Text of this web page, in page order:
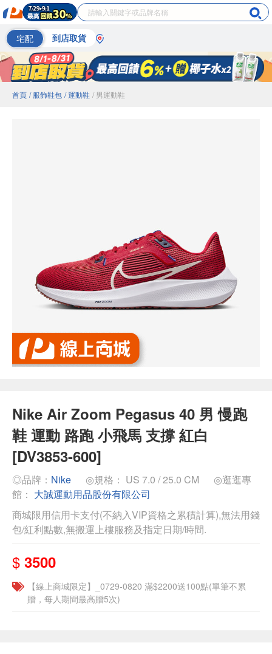
宅配 到店取貨
首頁 / 服飾鞋包 / 運動鞋 / 男運動鞋
Nike Air Zoom Pegasus 40 男 慢跑
鞋 運動 路跑 小飛馬 支撐 紅白
[DV3853-600]
◎品牌： Nike ◎規格： US 7.0 / 25.0 CM
◎逛逛專
館： 大誠運動用品股份有限公司
商城限用信用卡支付(不納入VIP資格之累積計算),無法用錢
包/紅利點數,無搬運上樓服務及指定日期/時間.
$ 3500
【線上商城限定】_0729-0820 滿$2200送100點(單筆不累
贈，每人期間最高贈5次)